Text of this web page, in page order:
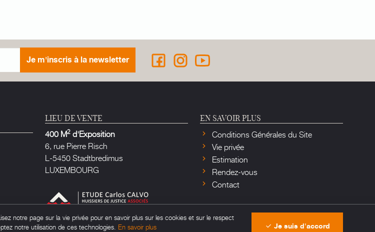
Je m'inscris à la newsletter
LIEU DE VENTE
400 M2 d'Exposition
6, rue Pierre Risch
L-5450 Stadtbredimus
LUXEMBOURG
EN SAVOIR PLUS
Conditions Générales du Site
Vie privée
Estimation
Rendez-vous
Contact
notre page sur la vie privée pour en savoir plus sur les cookies et sur le respect
notre utilisation de ces technologies. En savoir plus Je suis d'accord